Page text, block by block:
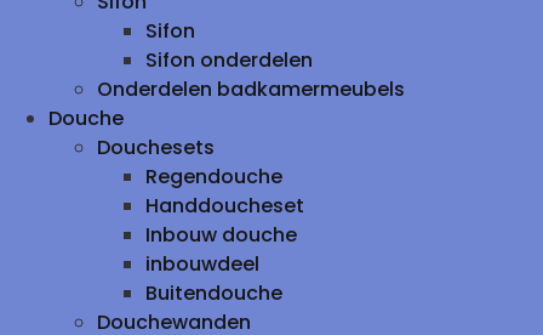
Sifon
Sifon onderdelen
Onderdelen badkamermeubels
Douche
Douchesets
Regendouche
Handdoucheset
Inbouw douche
inbouwdeel
Buitendouche
Douchewanden